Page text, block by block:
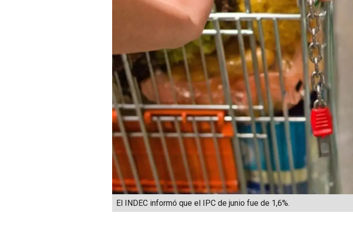
El INDEC informó que el IPC de junio fue de 1,6%.